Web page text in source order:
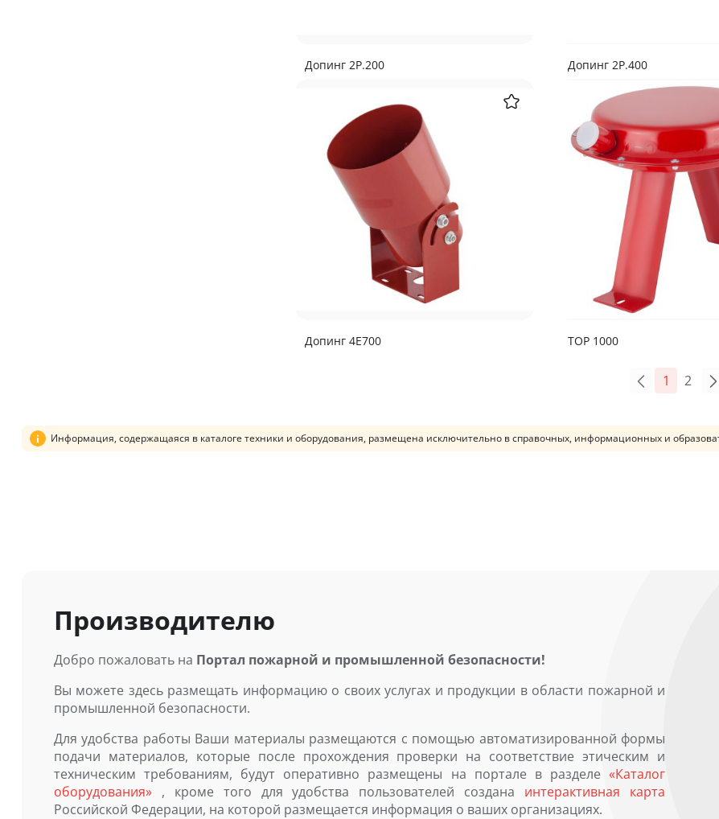
Допинг 2Р.200 Допинг 2Р.400
Допинг 4Е700 ТОР 1000
Previous
1 2
Информация, содержащаяся в каталоге техники и оборудования, размещена исключительно в справочных, информационных и
Производителю
Добро пожаловать на Портал пожарной и промышленной безопасности!
Вы можете здесь размещать информацию о своих услугах и продукции в области пожарной и
промышленной безопасности.
Для удобства работы Ваши материалы размещаются с помощью автоматизированной формы
подачи материалов, которые после прохождения проверки на соответствие этическим и
техническим требованиям, будут оперативно размещены на портале в разделе «Каталог
оборудования» , кроме того для удобства пользователей создана интерактивная карта
Российской Федерации, на которой размещается информация о ваших организациях.